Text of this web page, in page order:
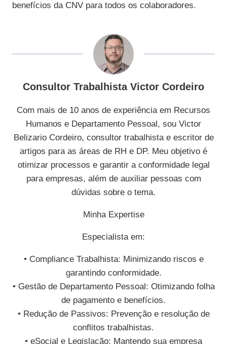
benefícios da CNV para todos os colaboradores.
Consultor Trabalhista Victor Cordeiro
Com mais de 10 anos de experiência em Recursos
Humanos e Departamento Pessoal, sou Victor
Belizario Cordeiro, consultor trabalhista e escritor de
artigos para as áreas de RH e DP. Meu objetivo é
otimizar processos e garantir a conformidade legal
para empresas, além de auxiliar pessoas com
dúvidas sobre o tema.
Minha Expertise
Especialista em:
• Compliance Trabalhista: Minimizando riscos e
garantindo conformidade.
• Gestão de Departamento Pessoal: Otimizando folha
de pagamento e benefícios.
• Redução de Passivos: Prevenção e resolução de
conflitos trabalhistas.
• eSocial e Legislação: Mantendo sua empresa